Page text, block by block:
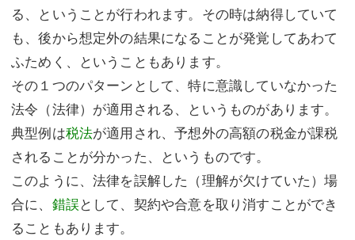
債務整理
マスコミ取材・実績
アクセス
東京事務所 (新宿・四谷)
埼玉事務所 (さいたま市)
川口事務所（埼玉県川口市）
マスコミ取材・実績
アクセス
東京事務所 (新宿・四谷)
埼玉事務所 (さいたま市)
川口事務所（埼玉県川口市）
お問い合せフォーム
る、ということが行われます。その時は納得していて
も、後から想定外の結果になることが発覚してあわて
ふためく、ということもあります。
その１つのパターンとして、特に意識していなかった
法令（法律）が適用される、というものがあります。
典型例は税法が適用され、予想外の高額の税金が課税
されることが分かった、というものです。
このように、法律を誤解した（理解が欠けていた）場
合に、 錯誤として、契約や合意を取り消すことができ
ることもあります。